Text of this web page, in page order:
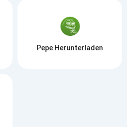
Pepe Herunterladen